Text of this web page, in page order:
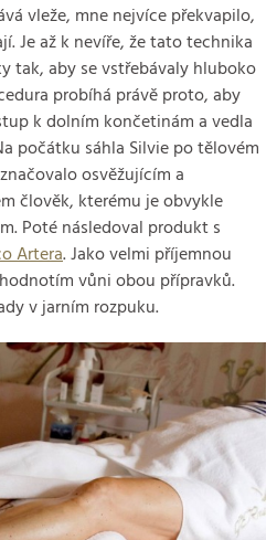
vleže, mne nejvíce překvapilo,
Je až k nevíře, že tato technika
tak, aby se vstřebávaly hluboko
probíhá právě proto, aby
k dolním končetinám a vedla
počátku sáhla Silvie po tělovém
osvěžujícím a
člověk, kterému je obvykle
Poté následoval produkt s
Artera. Jako velmi příjemnou
vůni obou přípravků.
v jarním rozpuku.